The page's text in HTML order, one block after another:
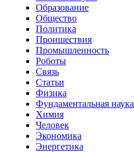
Образование
Общество
Политика
Проишествия
Промышленность
Роботы
Связь
Статьи
Физика
Фундаментальная наука
Химия
Человек
Экономика
Энергетика